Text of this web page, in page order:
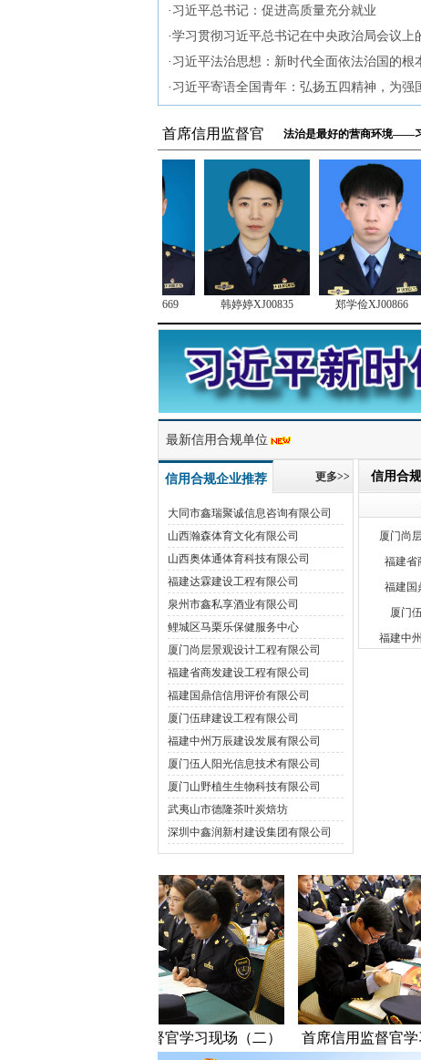
· 习近平总书记：促进高质量充分就业
·学习贯彻习近平总书记在中央政治局会议上
重要讲话精神
· 习近平法治思想：新时代全面依法治国的根
遵循
· 习近平寄语全国青年：弘扬五四精神，为强
首席信用监督官 法治是最好的营商环境——
韩婷婷XJ00835 郑学俭XJ00866 侯俊
最新信用合规单位
信用合规企业推荐 更多>>
大同市鑫瑞聚诚信息咨询有限公司
山西瀚森体育文化有限公司
山西奥体通体育科技有限公司
福建达霖建设工程有限公司
泉州市鑫私享酒业有限公司
鲤城区马栗乐保健服务中心
厦门尚层景观设计工程有限公司
福建省商发建设工程有限公司
福建国鼎信信用评价有限公司
厦门伍肆建设工程有限公司
福建中州万辰建设发展有限公司
厦门伍人阳光信息技术有限公司
厦门山野植生生物科技有限公司
武夷山市德隆茶叶炭焙坊
深圳中鑫润新村建设集团有限公司
信用合
福建
泉州
鲤城
厦门尚
厦门
福建中
厦门伍
厦门山
武
深圳中鑫
大同市鑫
山西
山西奥
福建
厦门尚
福建
福建国
厦门
福建中
厦门伍
厦门山
首席信用监督官学习现场（二） 首席信用监督官学习现场（